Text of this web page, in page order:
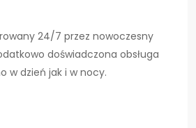
24/7 przez nowoczesny
doświadczona obsługa
w dzień jak i w nocy.